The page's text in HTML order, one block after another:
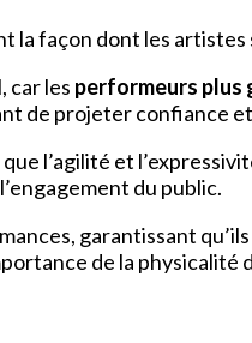
la façon dont les
car les performeurs plus
de projeter confiance
l’agilité et
du public.
garantissant
de la physicalité